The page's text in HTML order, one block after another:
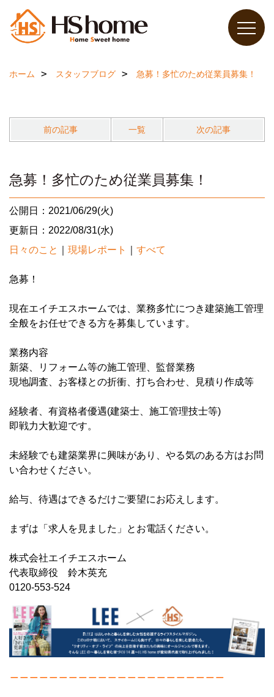
ホーム スタッフブログ 急募！多忙のため従業員募集！
前の記事 一覧 次の記事
急募！多忙のため従業員募集！
公開日：2021/06/29(火)
更新日：2022/08/31(水)
日々のこと
現場レポート すべて
急募！
現在エイチエスホームでは、業務多忙につき建築施工管理
全般をお任せできる方を募集しています。
業務内容
新築、リフォーム等の施工管理、監督業務
現地調査、お客様との折衝、打ち合わせ、見積り作成等
経験者、有資格者優遇(建築士、施工管理技士等)
即戦力大歓迎です。
未経験でも建築業界に興味があり、やる気のある方はお問
い合わせください。
給与、待遇はできるだけご要望にお応えします。
まずは「求人を見ました」とお電話ください。
株式会社エイチエスホーム
代表取締役 鈴木英充
0120-553-524